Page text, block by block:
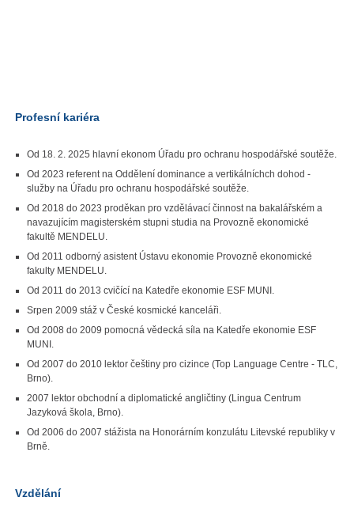
Profesní kariéra
Od 18. 2. 2025 hlavní ekonom Úřadu pro ochranu hospodářské soutěže.
Od 2023 referent na Oddělení dominance a vertikálníchch dohod -
služby na Úřadu pro ochranu hospodářské soutěže.
Od 2018 do 2023 proděkan pro vzdělávací činnost na bakalářském a
navazujícím magisterském stupni studia na Provozně ekonomické
fakultě MENDELU.
Od 2011 odborný asistent Ústavu ekonomie Provozně ekonomické
fakulty MENDELU.
Od 2011 do 2013 cvičící na Katedře ekonomie ESF MUNI.
Srpen 2009 stáž v České kosmické kanceláři.
Od 2008 do 2009 pomocná vědecká síla na Katedře ekonomie ESF
MUNI.
Od 2007 do 2010 lektor češtiny pro cizince (Top Language Centre - TLC,
Brno).
2007 lektor obchodní a diplomatické angličtiny (Lingua Centrum
Jazyková škola, Brno).
Od 2006 do 2007 stážista na Honorárním konzulátu Litevské republiky v
Brně.
Vzdělání